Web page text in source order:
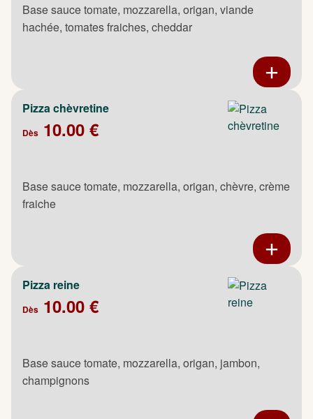
Base sauce tomate, mozzarella, origan, viande
hachée, tomates fraiches, cheddar
Pizza chèvretine
Dès 10.00 €
Base sauce tomate, mozzarella, origan, chèvre, crème
fraiche
Pizza reine
Dès 10.00 €
Base sauce tomate, mozzarella, origan, jambon,
champignons